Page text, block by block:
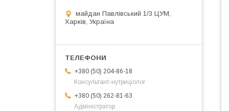
майдан Павлівський 1/3 ЦУМ,
Харків, Україна
+380 (50) 204-86-18
Консультант-нутриціолог
+380 (50) 262-81-63
Адміністратор